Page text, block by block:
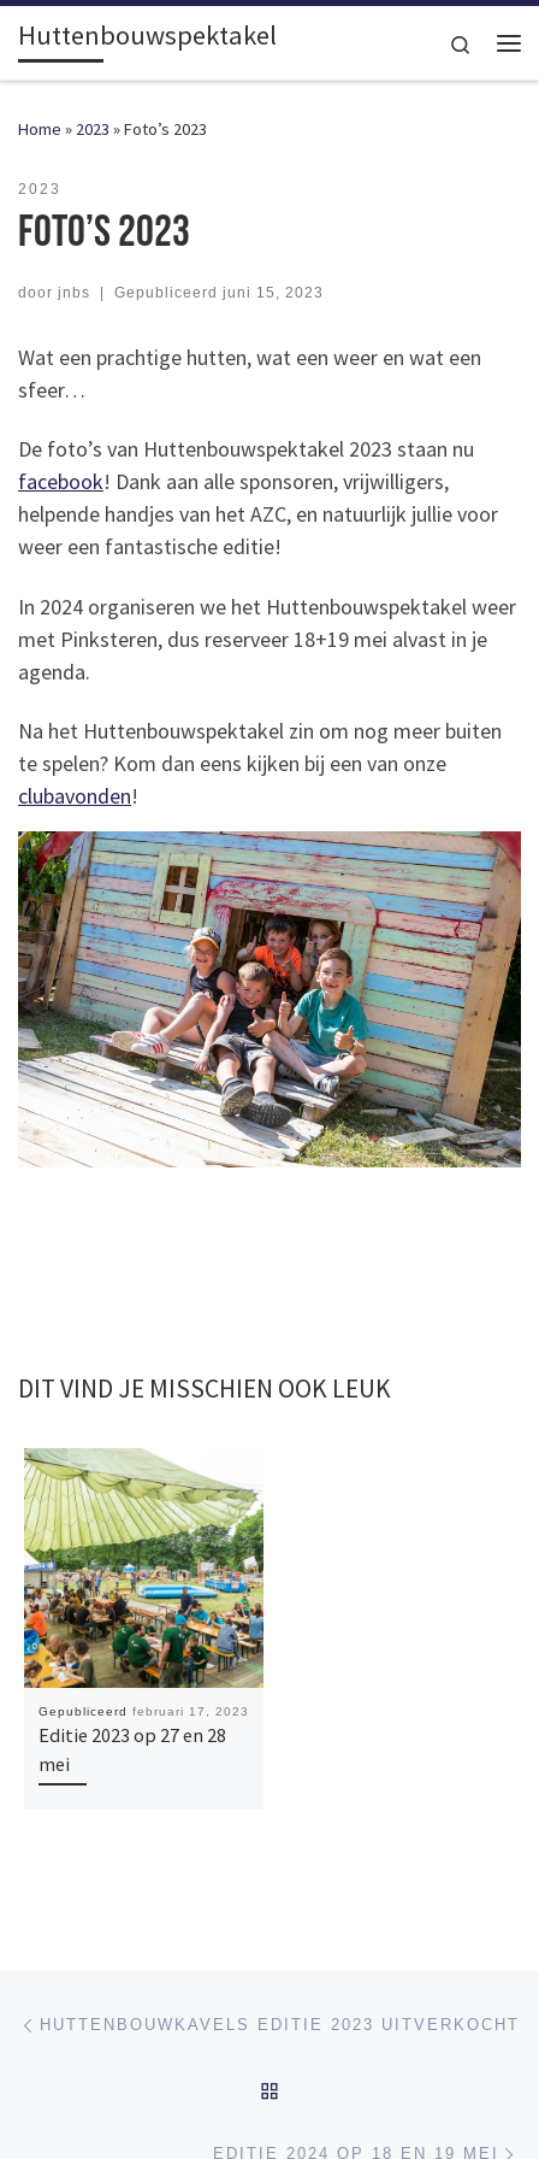
Ga naar inhoud
Huttenbouwspektakel
Search
Home » 2023 »Foto’s 2023
2023
Foto’s 2023
door jnbs | Gepubliceerd juni 15, 2023
Wat een prachtige hutten, wat een weer en wat een
sfeer…
De foto’s van Huttenbouwspektakel 2023 staan nu
facebook! Dank aan alle sponsoren, vrijwilligers,
helpende handjes van het AZC, en natuurlijk jullie voor
weer een fantastische editie!
In 2024 organiseren we het Huttenbouwspektakel weer
met Pinksteren, dus reserveer 18+19 mei alvast in je
agenda.
Na het Huttenbouwspektakel zin om nog meer buiten
te spelen? Kom dan eens kijken bij een van onze
clubavonden!
DIT VIND JE MISSCHIEN OOK LEUK
Gepubliceerd februari 17, 2023
Editie 2023 op 27 en 28
mei
Bericht navigatie
HUTTENBOUWKAVELS EDITIE 2023 UITVERKOCHT
EDITIE 2024 OP 18 EN 19 MEI